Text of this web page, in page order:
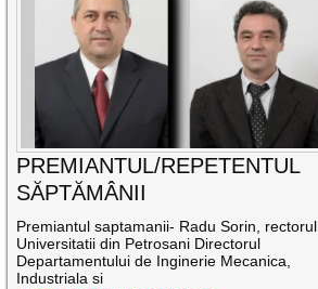
PREMIANTUL/REPETENTUL
SĂPTĂMÂNII
Premiantul saptamanii- Radu Sorin, rectorul
Universitatii din Petrosani Directorul
Departamentului de Inginerie Mecanica,
Industriala si